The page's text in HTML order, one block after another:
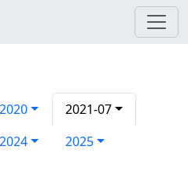
2020
2021-07
2024
2025